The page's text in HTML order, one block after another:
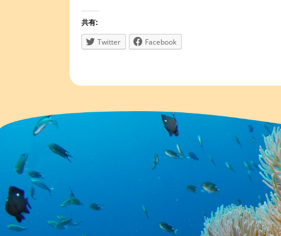
共有:
Twitter Facebook